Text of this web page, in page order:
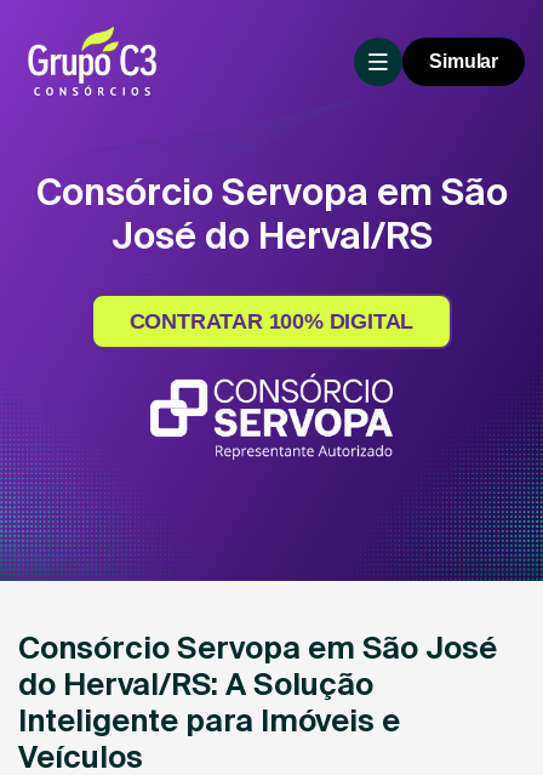
Simular
Consórcio Servopa em São
José do Herval/RS
CONTRATAR 100% DIGITAL
Consórcio Servopa em São José
do Herval/RS: A Solução
Inteligente para Imóveis e
Veículos